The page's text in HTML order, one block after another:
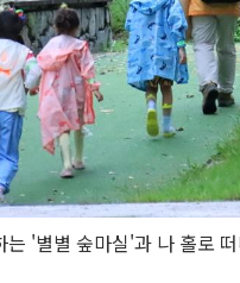
'별별 숲마실'과 나 홀로